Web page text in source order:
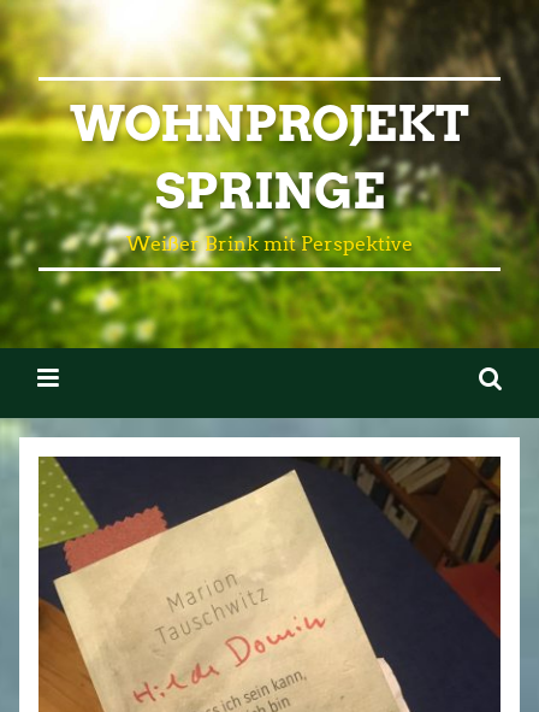
WOHNPROJEKT
SPRINGE
Weißer Brink mit Perspektive